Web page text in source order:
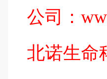
公司：
北诺生命